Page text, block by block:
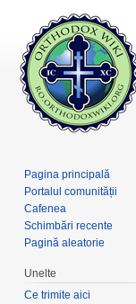
Pagina principală
Portalul comunității
Cafenea
Schimbări recente
Pagină aleatorie
Unelte
Ce trimite aici